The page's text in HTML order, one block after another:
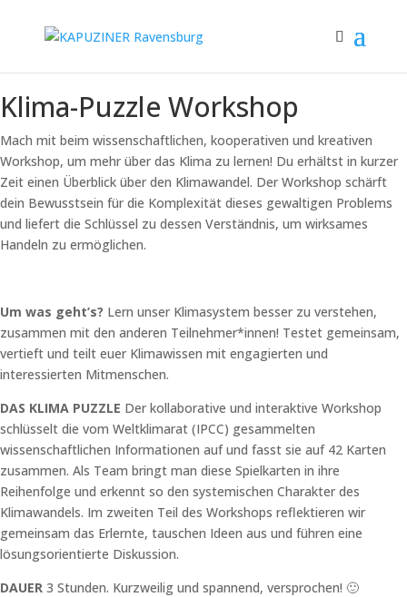
Klima-Puzzle Workshop
Mach mit beim wissenschaftlichen, kooperativen und kreativen
Workshop, um mehr über das Klima zu lernen! Du erhältst in kurzer
Zeit einen Überblick über den Klimawandel. Der Workshop schärft
dein Bewusstsein für die Komplexität dieses gewaltigen Problems
und liefert die Schlüssel zu dessen Verständnis, um wirksames
Handeln zu ermöglichen.
Um was geht’s? Lern unser Klimasystem besser zu verstehen,
zusammen mit den anderen Teilnehmer*innen! Testet gemeinsam,
vertieft und teilt euer Klimawissen mit engagierten und
interessierten Mitmenschen.
DAS KLIMA PUZZLE Der kollaborative und interaktive Workshop
schlüsselt die vom Weltklimarat (IPCC) gesammelten
wissenschaftlichen Informationen auf und fasst sie auf 42 Karten
zusammen. Als Team bringt man diese Spielkarten in ihre
Reihenfolge und erkennt so den systemischen Charakter des
Klimawandels. Im zweiten Teil des Workshops reflektieren wir
gemeinsam das Erlernte, tauschen Ideen aus und führen eine
lösungsorientierte Diskussion.
DAUER 3 Stunden. Kurzweilig und spannend, versprochen! 🙂